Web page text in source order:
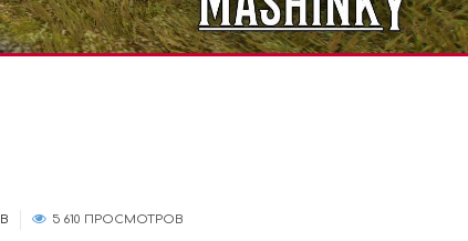
5 610 ПРОСМОТРОВ